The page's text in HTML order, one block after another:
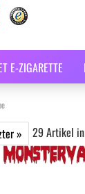
E-ZIGARETTE
» 29 Artikel